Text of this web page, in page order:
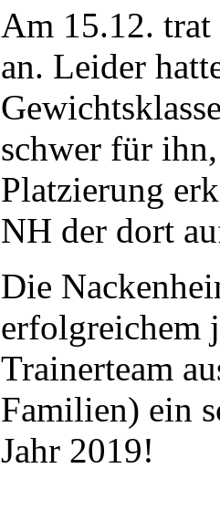
Am 15.12. trat
an. Leider
schwer für
Platzierung
NH der dort
Die
erfolgreichem
Trainerteam
Familien) ein
Jahr 2019!